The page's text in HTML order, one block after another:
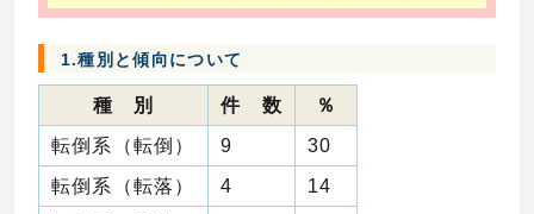
1.種別と傾向について
種 別 件 数
％
転倒系（転倒）
9
30
転倒系（転落）
4
14